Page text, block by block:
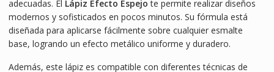
adecuadas. El Lápiz Efecto Espejo te permite realizar diseños
modernos y sofisticados en pocos minutos. Su fórmula está
diseñada para aplicarse fácilmente sobre cualquier esmalte
base, logrando un efecto metálico uniforme y duradero.
Además, este lápiz es compatible con diferentes técnicas de